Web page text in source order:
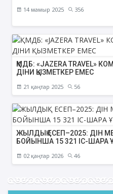
14 мамыр 2025 356
ҚМДБ: «JAZERA
ДІНИ ҚЫЗМЕТКЕР ЕМЕС
21 қаңтар 2025 56
ЖЫЛДЫҚ ЕСЕП–2025: ДІН
БОЙЫНША 15 321 ІС-
02 қаңтар 2026 46